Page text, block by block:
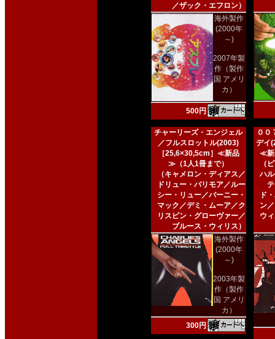
／ザック・エフロン）
海外製作
(2000年
～)
2007年製
作（製作
国 アメリ
カ）
500円
チャーリーズ・エンジェル
／フルスロットル(2003)
［25,6×30,5cm］≪新品
≫（1人1冊まで）
（キャメロン・ディアス／
ドリュー・バリモア／ルー
シー・リュー／バーニー・
マック／デミ・ムーア／ク
リスピン・グローヴァー／
ブルース・ウィリス）
海外製作
(2000年
～)
2003年製
作（製作
国 アメリ
カ）
300円
００
デイ
≪新
（
ハ
ド
ン
ウ